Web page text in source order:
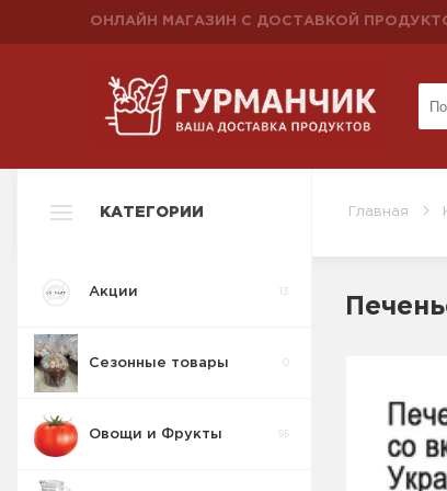
ОНЛАЙН МАГАЗИН С ДОСТАВКОЙ
Главная
КАТЕГОРИИ
Акции 13
Сезонные товары
Овощи и Фрукты 95